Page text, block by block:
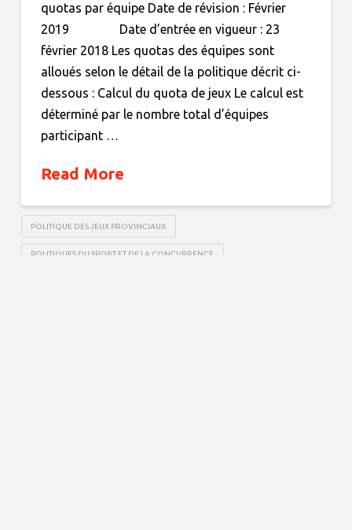
quotas par équipe Date de révision : Février
2019 Date d’entrée en vigueur : 23
février 2018 Les quotas des équipes sont
alloués selon le détail de la politique décrit ci-
dessous : Calcul du quota de jeux Le calcul est
déterminé par le nombre total d’équipes
participant …
Read More
POLITIQUE DES JEUX PROVINCIAUX
POLITIQUES DU SPORT ET DE LA CONCURRENCE